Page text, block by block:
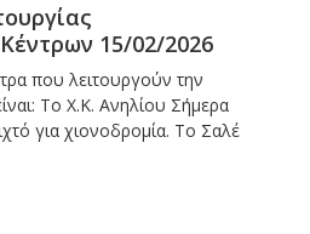
15/02/2026
που λειτουργούν την
Το Χ.Κ. Ανηλίου Σήμερα
για χιονοδρομία. Το Σαλέ